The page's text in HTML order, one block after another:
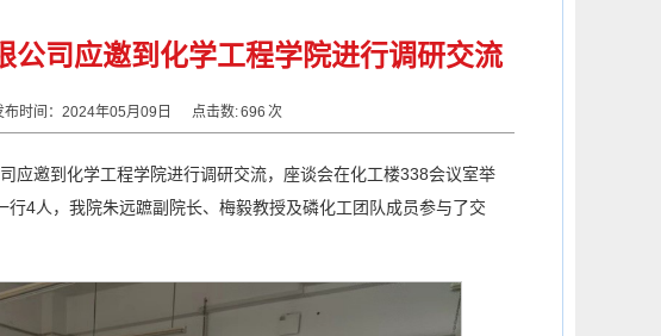
公司应邀到化学工程学院进行调研交流
时间：2024年05月09日 点击数:696 次
应邀到化学工程学院进行调研交流，座谈会在化工楼338会议室举
4人，我院朱远蹠副院长、梅毅教授及磷化工团队成员参与了交